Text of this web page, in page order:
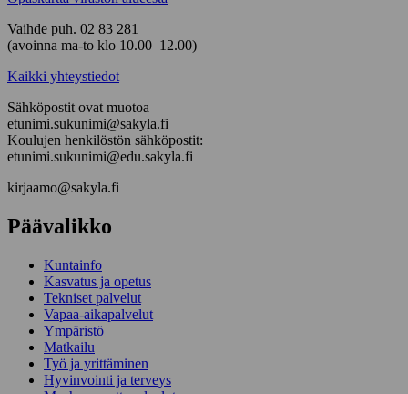
Vaihde puh. 02 83 281
(avoinna ma-to klo 10.00–12.00)
Kaikki yhteystiedot
Sähköpostit ovat muotoa
etunimi.sukunimi@sakyla.fi
Koulujen henkilöstön sähköpostit:
etunimi.sukunimi@edu.sakyla.fi
kirjaamo@sakyla.fi
Päävalikko
Kunta­info
Kasvatus ja opetus
Tekniset palvelut
Vapaa-aika­palvelut
Ympä­ristö
Mat­kailu
Työ ja yrittä­minen
Hyvinvointi ja terveys